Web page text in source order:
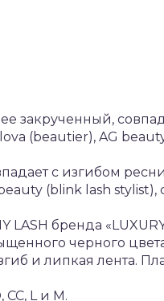
закрученный,
(beautier), AG
с изгибом
(blink lash stylist),
LASH бренда
черного
и липкая лента.
СС, L и М.